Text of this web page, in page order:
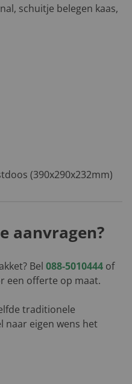
schuitje belegen kaas,
(390x290x232mm)
aanvragen?
Bel 088-5010444 of
een offerte op maat.
traditionele
naar eigen wens het